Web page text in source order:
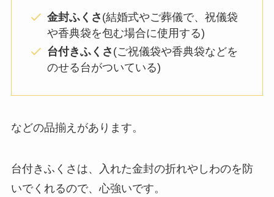
金封ふくさ (結婚式やご葬儀で、祝儀袋
や香典袋を包む場合に使用する)
台付きふくさ (ご祝儀袋や香典袋などを
のせる台がついている)
などの品揃えがあります。
台付きふくさは、入れた金封の折れやしわのを防
いでくれるので、心強いです。